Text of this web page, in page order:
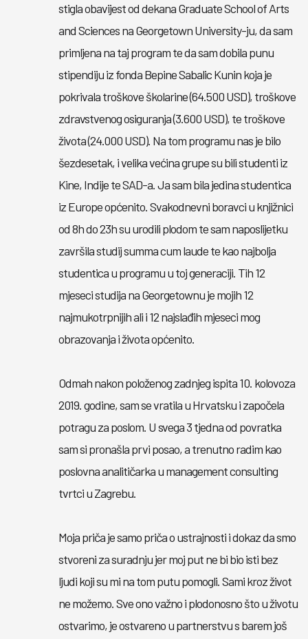
stigla obavijest od dekana Graduate School of Arts
and Sciences na Georgetown University-ju, da sam
primljena na taj program te da sam dobila punu
stipendiju iz fonda Bepine Sabalic Kunin koja je
pokrivala troškove školarine (64.500 USD), troškove
zdravstvenog osiguranja (3.600 USD), te troškove
života (24.000 USD). Na tom programu nas je bilo
šezdesetak, i velika većina grupe su bili studenti iz
Kine, Indije te SAD-a. Ja sam bila jedina studentica
iz Europe općenito. Svakodnevni boravci u knjižnici
od 8h do 23h su urodili plodom te sam naposlijetku
završila studij summa cum laude te kao najbolja
studentica u programu u toj generaciji. Tih 12
mjeseci studija na Georgetownu je mojih 12
najmukotrpnijih ali i 12 najslađih mjeseci mog
obrazovanja i života općenito.
Odmah nakon položenog zadnjeg ispita 10. kolovoza
2019. godine, sam se vratila u Hrvatsku i započela
potragu za poslom. U svega 3 tjedna od povratka
sam si pronašla prvi posao, a trenutno radim kao
poslovna analitičarka u management consulting
tvrtci u Zagrebu.
Moja priča je samo priča o ustrajnosti i dokaz da smo
stvoreni za suradnju jer moj put ne bi bio isti bez
ljudi koji su mi na tom putu pomogli. Sami kroz život
ne možemo. Sve ono važno i plodonosno što u životu
ostvarimo, je ostvareno u partnerstvu s barem još